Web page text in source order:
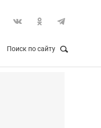
Поиск по сайту